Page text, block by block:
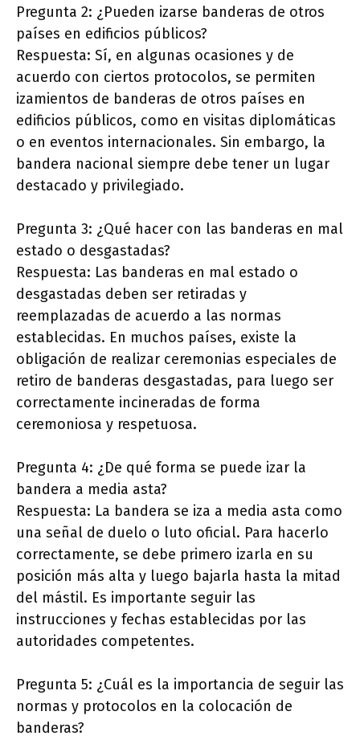
Pregunta 2: ¿Pueden izarse banderas de otros
países en edificios públicos?
Respuesta: Sí, en algunas ocasiones y de
acuerdo con ciertos protocolos, se permiten
izamientos de banderas de otros países en
edificios públicos, como en visitas diplomáticas
o en eventos internacionales. Sin embargo, la
bandera nacional siempre debe tener un lugar
destacado y privilegiado.
Pregunta 3: ¿Qué hacer con las banderas en mal
estado o desgastadas?
Respuesta: Las banderas en mal estado o
desgastadas deben ser retiradas y
reemplazadas de acuerdo a las normas
establecidas. En muchos países, existe la
obligación de realizar ceremonias especiales de
retiro de banderas desgastadas, para luego ser
correctamente incineradas de forma
ceremoniosa y respetuosa.
Pregunta 4: ¿De qué forma se puede izar la
bandera a media asta?
Respuesta: La bandera se iza a media asta como
una señal de duelo o luto oficial. Para hacerlo
correctamente, se debe primero izarla en su
posición más alta y luego bajarla hasta la mitad
del mástil. Es importante seguir las
instrucciones y fechas establecidas por las
autoridades competentes.
Pregunta 5: ¿Cuál es la importancia de seguir las
normas y protocolos en la colocación de
banderas?